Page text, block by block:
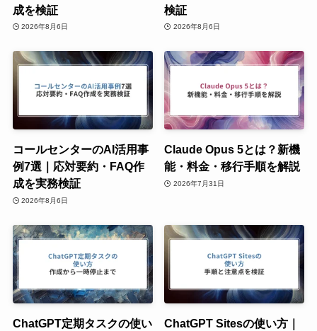
成を検証
2026年8月6日
検証
2026年8月6日
コールセンターのAI活用事
例7選｜応対要約・FAQ作
成を実務検証
2026年8月6日
Claude Opus 5とは？新機
能・料金・移行手順を解説
2026年7月31日
ChatGPT定期タスクの使い
ChatGPT Sitesの使い方｜